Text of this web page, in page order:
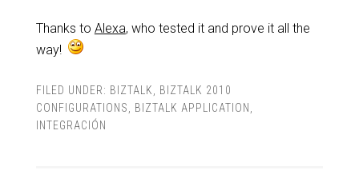
Thanks to Alexa, who tested it and prove it all the
way!
FILED UNDER: BIZTALK
BIZTALK 2010
CONFIGURATIONS
BIZTALK APPLICATION
INTEGRACIÓN